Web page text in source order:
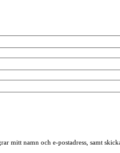
mitt namn och e-postadress, samt